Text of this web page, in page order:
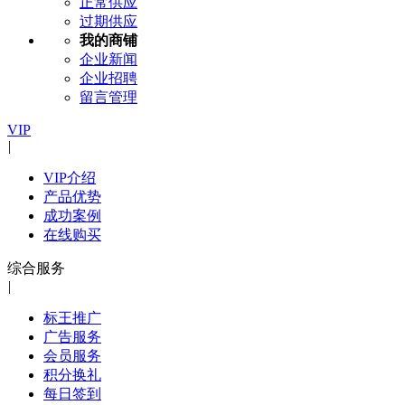
过期供应
我的商铺
企业新闻
企业招聘
留言管理
VIP
|
VIP介绍
产品优势
成功案例
在线购买
综合服务
|
标王推广
广告服务
会员服务
积分换礼
每日签到